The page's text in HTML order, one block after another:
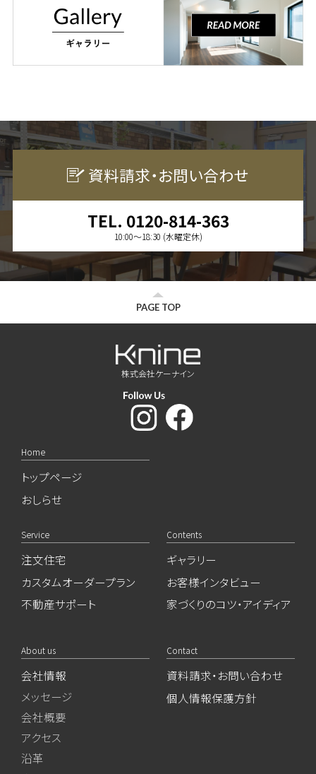
資料請求・お問い合わせ
TEL. 0120-814-363
10:00〜18:30 (水曜定休)
PAGE TOP
株式会社ケーナイン
Home
トップページ
おしらせ
Service
注文住宅
カスタムオーダープラン
不動産サポート
Contents
ギャラリー
お客様インタビュー
家づくりのコツ・アイディア
About us
会社情報
メッセージ
会社概要
アクセス
沿革
Contact
資料請求・お問い合わせ
個人情報保護方針